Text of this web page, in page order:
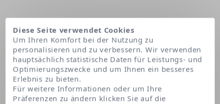
Diese Seite verwendet Cookies
Um Ihren Komfort bei der Nutzung zu
personalisieren und zu verbessern. Wir verwenden
hauptsächlich statistische Daten für Leistungs- und
Optimierungszwecke und um Ihnen ein besseres
Erlebnis zu bieten.
Für weitere Informationen oder um Ihre
Präferenzen zu ändern klicken Sie auf die